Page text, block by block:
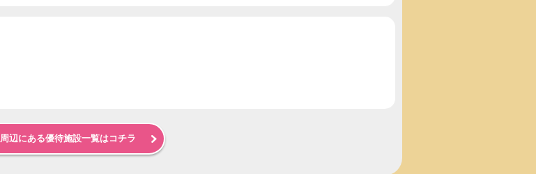
周辺にある優待施設一覧はコチラ